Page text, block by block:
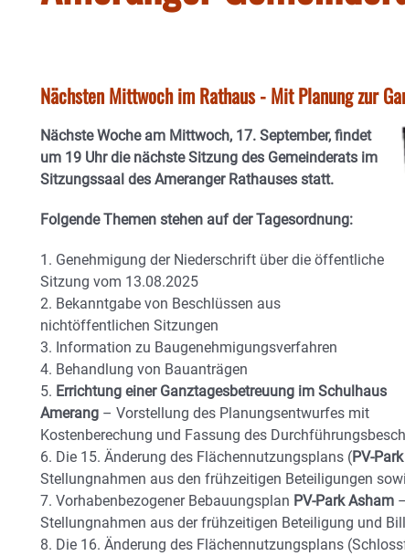
Nächsten Mittwoch im Rathaus - Mit Planung zur
Nächste Woche am Mittwoch, 17. September, findet
um 19 Uhr die nächste Sitzung des Gemeinderats im
Sitzungssaal des Ameranger Rathauses statt.
Folgende Themen stehen auf der Tagesordnung:
1. Genehmigung der Niederschrift über die öffentliche
Sitzung vom 13.08.2025
2. Bekanntgabe von Beschlüssen aus
nichtöffentlichen Sitzungen
3. Information zu Baugenehmigungsverfahren
4. Behandlung von Bauanträgen
5. Errichtung einer Ganztagesbetreuung im Schulhaus
Amerang – Vorstellung des Planungsentwurfes mit
Kostenberechung und Fassung des
6. Die 15. Änderung des Flächennutzungsplans (PV-
Stellungnahmen aus den frühzeitigen Beteiligungen
7. Vorhabenbezogener Bebauungsplan PV-Park Asham
Stellungnahmen aus der frühzeitigen Beteiligung und
8. Die 16. Änderung des Flächennutzungsplans